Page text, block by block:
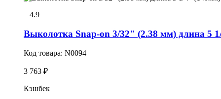
4.9
Выколотка Snap-on 3/32" (2.38 мм) длина 5
Код товара: N0094
3 763 ₽
Кэшбек